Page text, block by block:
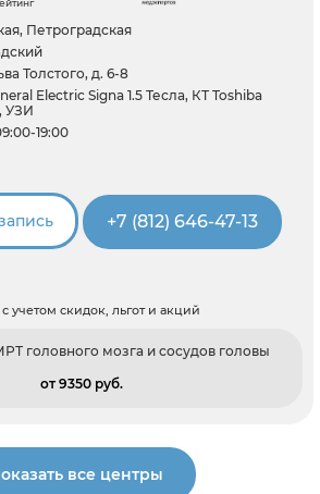
Петроградская
Толстого, д. 6-8
Electric Signa 1.5 Тесла, КТ Toshiba
УЗИ
19:00
+7 (812) 646-47-13
учетом скидок, льгот и акций
головного мозга и сосудов головы
от 9350 pуб.
все центры